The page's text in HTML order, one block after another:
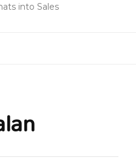
into Sales